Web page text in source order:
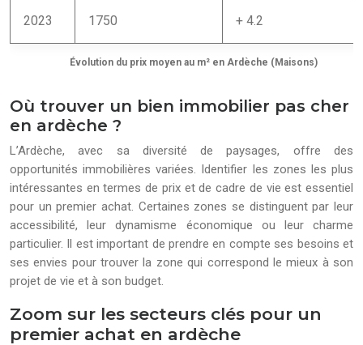
Évolution du prix moyen au m² en Ardèche (Maisons)
2023 1750 + 4.2
Où trouver un bien immobilier pas cher
en ardèche ?
L’Ardèche, avec sa diversité de paysages, offre des
opportunités immobilières variées. Identifier les zones les plus
intéressantes en termes de prix et de cadre de vie est essentiel
pour un premier achat. Certaines zones se distinguent par leur
accessibilité, leur dynamisme économique ou leur charme
particulier. Il est important de prendre en compte ses besoins et
ses envies pour trouver la zone qui correspond le mieux à son
projet de vie et à son budget.
Zoom sur les secteurs clés pour un
premier achat en ardèche